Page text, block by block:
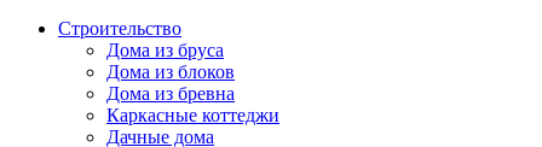
Строительство
Дома из бруса
Дома из блоков
Дома из бревна
Каркасные коттеджи
Дачные дома